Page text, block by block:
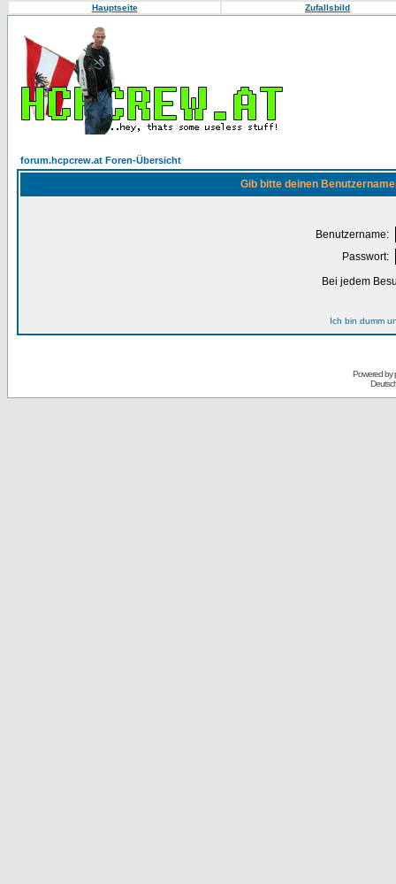
Hauptseite Zufallsbild
forum.hcpcrew.at Foren-Übersicht
Gib bitte deinen
Benutzername:
Passwort:
Bei jedem
Ich bin dumm
Powered by